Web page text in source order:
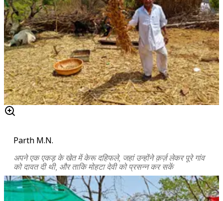
Parth M.N.
अपने एक एकड़ के खेत में केरू दहिफले, जहां उन्होंने क़र्ज़ लेकर पूरे गांव
को दावत दी थी, और ताकि मोहटा देवी को प्रसन्न कर सकें